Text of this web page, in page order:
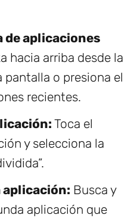
de aplicaciones
hacia arriba desde la
pantalla o presiona el
recientes.
Toca el
y selecciona la
aplicación: Busca y
aplicación que